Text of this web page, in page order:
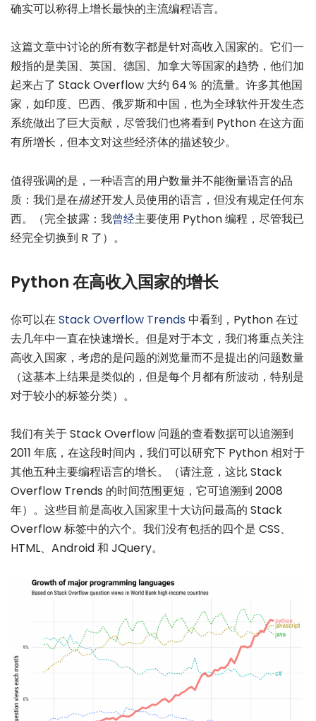
确实可以称得上增长最快的主流编程语言。
这篇文章中讨论的所有数字都是针对高收入国家的。它们一
般指的是美国、英国、德国、加拿大等国家的趋势，他们加
起来占了 Stack Overflow 大约 64％ 的流量。许多其他国
家，如印度、巴西、俄罗斯和中国，也为全球软件开发生态
系统做出了巨大贡献，尽管我们也将看到 Python 在这方面
有所增长，但本文对这些经济体的描述较少。
值得强调的是，一种语言的用户数量并不能衡量语言的品
质：我们是在描述开发人员使用的语言，但没有规定任何东
西。（完全披露：我曾经主要使用 Python 编程，尽管我已
经完全切换到 R 了）。
Python 在高收入国家的增长
你可以在Stack Overflow Trends 中看到，Python 在过
去几年中一直在快速增长。但是对于本文，我们将重点关注
高收入国家，考虑的是问题的浏览量而不是提出的问题数量
（这基本上结果是类似的，但是每个月都有所波动，特别是
对于较小的标签分类）。
我们有关于 Stack Overflow 问题的查看数据可以追溯到
2011 年底，在这段时间内，我们可以研究下 Python 相对于
其他五种主要编程语言的增长。（请注意，这比 Stack
Overflow Trends 的时间范围更短，它可追溯到 2008
年）。这些目前是高收入国家里十大访问最高的 Stack
Overflow 标签中的六个。我们没有包括的四个是 CSS、
HTML、Android 和 JQuery。